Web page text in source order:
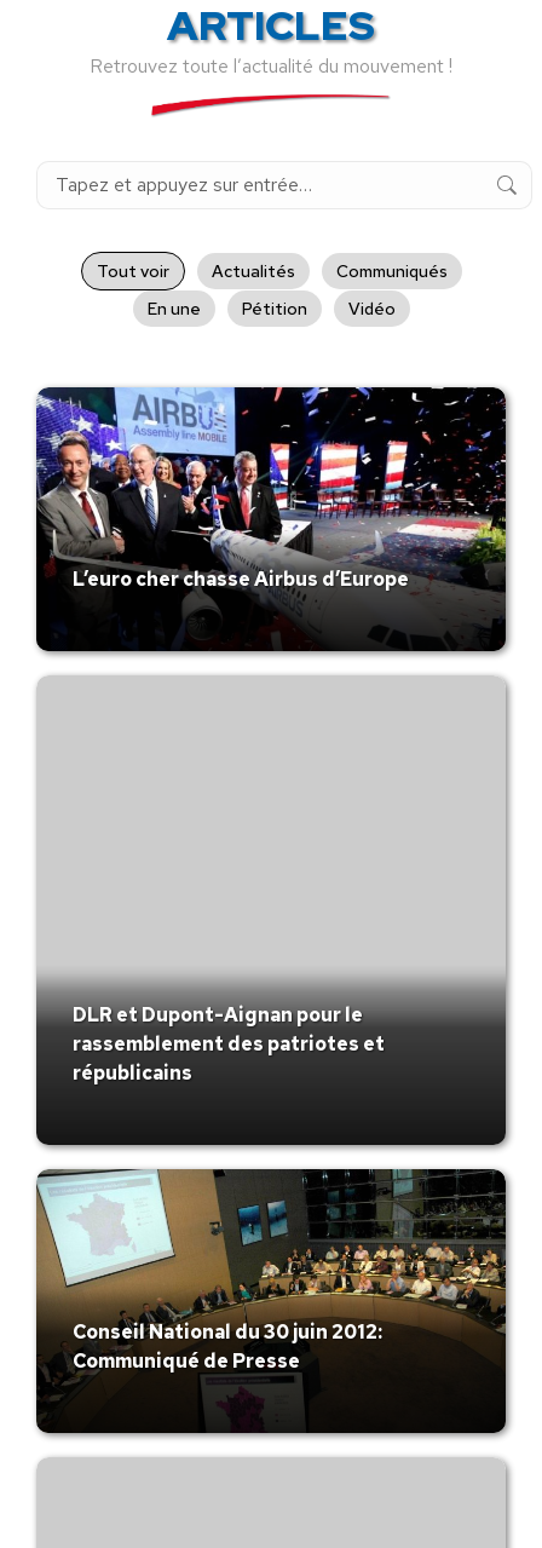
ARTICLES
Retrouvez toute l’actualité du mouvement !
Recherche
Tout voir Actualités
Communiqués
En une
Pétition Vidéo
L’euro cher chasse Airbus d’Europe
DLR et Dupont-Aignan pour le
rassemblement des patriotes et
républicains
Conseil National du 30 juin 2012:
Communiqué de Presse